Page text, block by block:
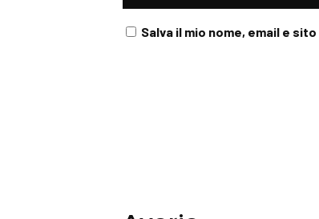
Salva il mio nome, email e